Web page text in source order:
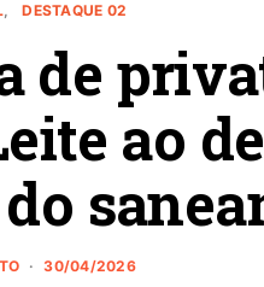
DESTAQUE 02
de
ao
30/04/2026